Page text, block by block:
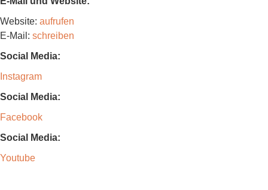
Website: aufrufen
E-Mail: schreiben
Social Media:
Instagram
Social Media:
Facebook
Social Media:
Youtube